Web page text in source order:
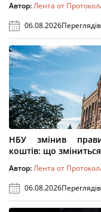
Автор:Лента от
06.08.2026
НБУ змінив
коштів: що
Автор:Лента от
06.08.2026